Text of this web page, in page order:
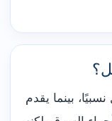
بينما يقدم